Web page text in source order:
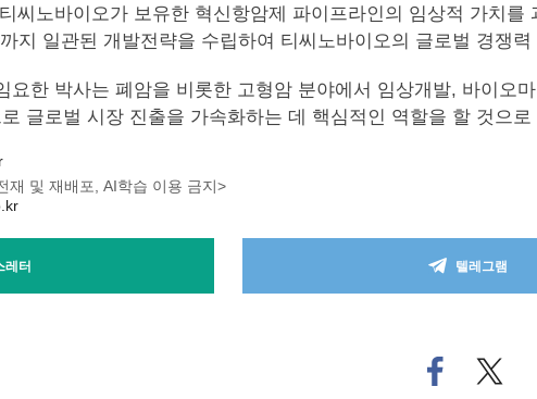
씨노바이오가 보유한 혁신항암제 파이프라인의 임상적 가치
지 일관된 개발전략을 수립하여 티씨노바이오의 글로벌 경쟁
요한 박사는 폐암을 비롯한 고형암 분야에서 임상개발, 바이오
글로벌 시장 진출을 가속화하는 데 핵심적인 역할을 할 것으로
재 및 재배포, AI학습 이용 금지>
레터 텔레그램
페
이
트위
터로